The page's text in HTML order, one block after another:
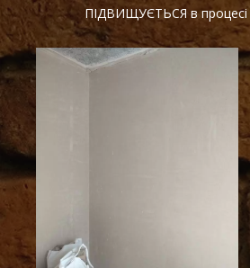
ПІДВИЩУЄТЬСЯ в процесі